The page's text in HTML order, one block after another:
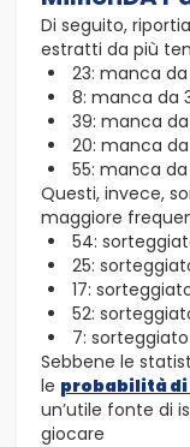
Di seguito,
estratti da più
23: manca
8: manca da
39: manca
20: manca
55: manca
Questi, invece,
maggiore
54:
25:
17:
52:
7: sorteggiato
Sebbene le
le probabilità
un’utile fonte di
giocare